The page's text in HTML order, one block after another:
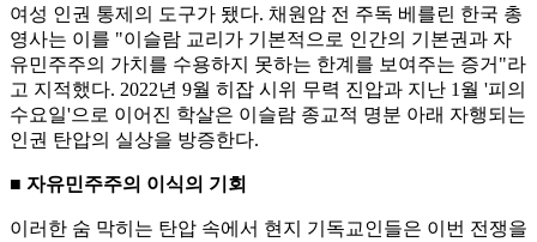
여성 인권 통제의 도구가 됐다. 채원암 전 주독 베를린 한국 총
영사는 이를 "이슬람 교리가 기본적으로 인간의 기본권과 자
유민주주의 가치를 수용하지 못하는 한계를 보여주는 증거"라
고 지적했다. 2022년 9월 히잡 시위 무력 진압과 지난 1월 '피의
수요일'으로 이어진 학살은 이슬람 종교적 명분 아래 자행되는
인권 탄압의 실상을 방증한다.
■ 자유민주주의 이식의 기회
이러한 숨 막히는 탄압 속에서 현지 기독교인들은 이번 전쟁을